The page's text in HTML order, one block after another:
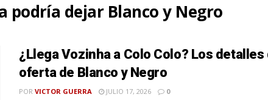
podría dejar Blanco y Negro
¿Llega Vozinha a Colo Colo? Los detalles
oferta de Blanco y Negro
POR VICTOR GUERRA JULIO 17, 2026 0